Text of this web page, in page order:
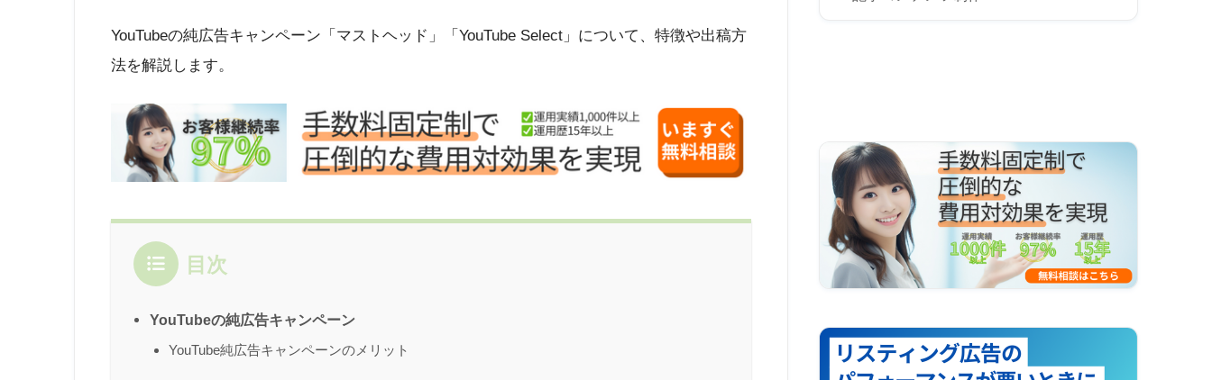
YouTubeの純広告キャンペーン「マストヘッド」「YouTube Select」について、特徴や出稿方
法を解説します。
目次
YouTubeの純広告キャンペーン
YouTube純広告キャンペーンのメリット